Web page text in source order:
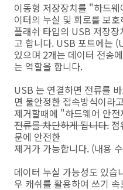
이동형 저장장치를 "하드
이터의 누실 및 회로를 보
플래쉬 타입의 USB 저장
고 합니다. USB 포트에는
있으며 2개는 데이터 전송
는 역할을 합니다.
USB 는 연결하면 전류를
면 불안정한 접속방식이라
제거할때에 "하드웨어 안
전류를 차단하게 됩니다. 점
문에 안전한
제거가 가능합니다. (내용
데이터 누실 가능성도 있습
우 캐쉬를 활용하여 쓰기